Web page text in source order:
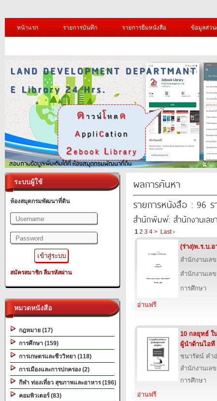
หน้าแรก รายการบันทึก รายการยืมหนังสือ ข้อมูลส่ว
ระบบผู้ใช้
ห้องสมุดกรมพัฒนาที่ดิน
สมัครสมาชิก ลืมรหัสผ่าน
หมวดหนังสือ
กฎหมาย (17)
การศึกษา (159)
การเกษตรและชีววิทยา (118)
การเมืองและการปกครอง (2)
กีฬา ท่องเที่ยว สุขภาพและอาหาร (196)
คอมพิวเตอร์ (83)
ผลการค้นหา
รายการหนังสือ : 96 ร
สำนักพิมพ์: สำนักงานเลข
1 2 3 4 > Last ›
(ร่าง)พ.ร.บ.
สำนักงานเล
สำนักงานเล
การศึกษา
อ่านฟรี
10 กลยุทธ์ ใ
ผู้นำด้านไอที
ชนารัตน์ คำ
สำนักงานเล
การศึกษา
อ่านฟรี